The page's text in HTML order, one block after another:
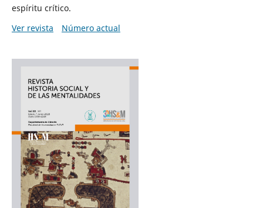
espíritu crítico.
Ver revista
Número actual